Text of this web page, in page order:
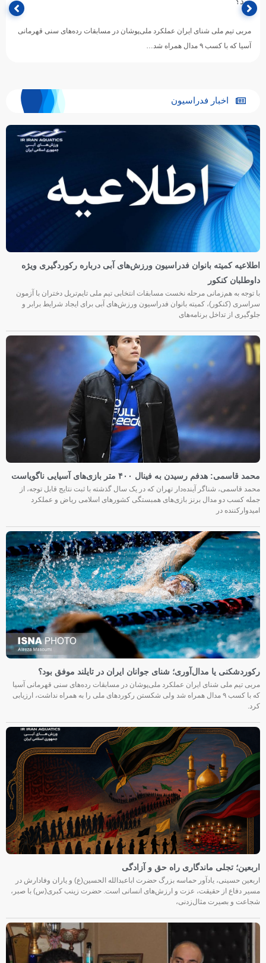
مربی تیم ملی شنای ایران عملکرد ملی‌پوشان در مسابقات رده‌های سنی قهرمانی
آسیا که با کسب ۹ مدال همراه شد…
اخبار فدراسیون
اطلاعیه کمیته بانوان فدراسیون ورزش‌های آبی درباره رکوردگیری ویژه
داوطلبان کنکور
با توجه به هم‌زمانی مرحله نخست مسابقات انتخابی تیم ملی تایم‌تریل دختران با آزمون
سراسری (کنکور)، کمیته بانوان فدراسیون ورزش‌های آبی برای ایجاد شرایط برابر و
جلوگیری از تداخل برنامه‌های
محمد قاسمی: هدفم رسیدن به فینال ۴۰۰ متر بازی‌های آسیایی ناگویاست
محمد قاسمی، شناگر آینده‌دار تهران که در یک سال گذشته با ثبت نتایج قابل توجه، از
جمله کسب دو مدال برنز بازی‌های همبستگی کشورهای اسلامی ریاض و عملکرد
امیدوارکننده در
رکوردشکنی یا مدال‌آوری؛ شنای جوانان ایران در تایلند موفق بود؟
مربی تیم ملی شنای ایران عملکرد ملی‌پوشان در مسابقات رده‌های سنی قهرمانی آسیا
که با کسب ۹ مدال همراه شد ولی شکستن رکوردهای ملی را به همراه نداشت، ارزیابی
کرد.
اربعین؛ تجلی ماندگاری راه حق و آزادگی
اربعین حسینی، یادآور حماسه بزرگ حضرت اباعبدالله الحسین(ع) و یاران وفادارش در
مسیر دفاع از حقیقت، عزت و ارزش‌های انسانی است. حضرت زینب کبری(س) با صبر،
شجاعت و بصیرت مثال‌زدنی،